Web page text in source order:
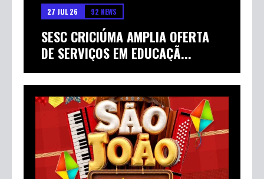
27 JUL 26 92 NEWS
SESC CRICIÚMA AMPLIA OFERTA
DE SERVIÇOS EM EDUCAÇÃ...